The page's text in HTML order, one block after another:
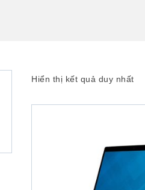
Hiển thị kết quả duy nhất